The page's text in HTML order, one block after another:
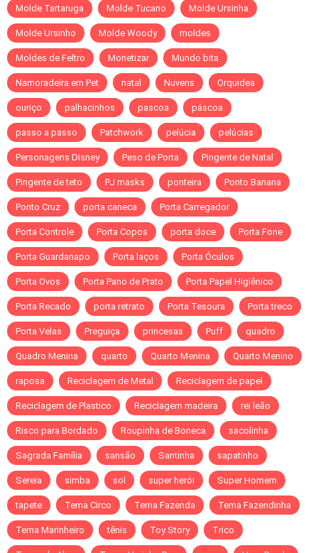
Molde Tartaruga Molde Tucano Molde Ursinha
Molde Ursinho Molde Woody moldes
Moldes de Feltro Monetizar Mundo bita
Namoradeira em Pet natal Nuvens Orquidea
ouriço palhacinhos pascoa páscoa
passo a passo Patchwork pelúcia pelúcias
Personagens Disney Peso de Porta Pingente de Natal
Pingente de teto PJ masks ponteira Ponto Banana
Ponto Cruz porta caneca Porta Carregador
Porta Controle Porta Copos porta doce Porta Fone
Porta Guardanapo Porta laços Porta Óculos
Porta Ovos Porta Pano de Prato Porta Papel Higiênico
Porta Recado porta retrato Porta Tesoura Porta treco
Porta Velas Preguiça princesas Puff quadro
Quadro Menina quarto Quarto Menina Quarto Menino
raposa Reciclagem de Metal Reciclagem de papel
Reciclagem de Plastico Reciclagem madeira rei leão
Risco para Bordado Roupinha de Boneca sacolinha
Sagrada Família sansão Santinha sapatinho
Sereia simba sol super herói Super Homem
tapete Tema Circo Tema Fazenda Tema Fazendinha
Tema Marinheiro tênis Toy Story Trico